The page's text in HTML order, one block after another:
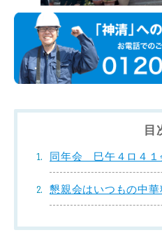
目
同年会 巳午４ロ４１
懇親会はいつもの中華